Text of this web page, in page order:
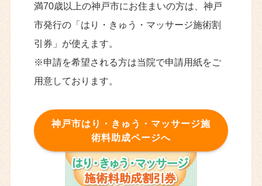
満70歳以上の神戸市にお住まいの方は、神戸
市発行の「はり・きゅう・マッサージ施術割
引券」が使えます。
※申請を希望される方は当院で申請用紙をご
用意しております。
神戸市はり・きゅう・マッサージ施
術料助成ページへ